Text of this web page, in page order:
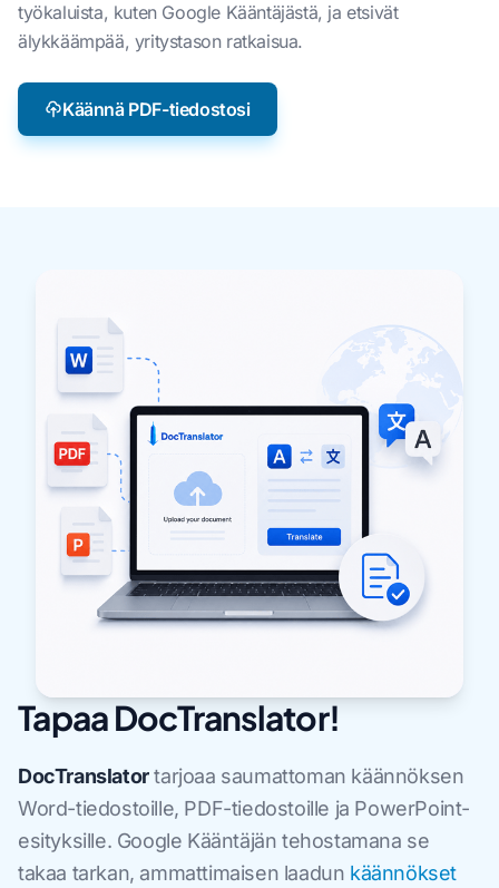
työkaluista, kuten Google Kääntäjästä, ja etsivät
älykkäämpää, yritystason ratkaisua.
Käännä PDF-tiedostosi
Tapaa DocTranslator!
DocTranslatortarjoaa saumattoman käännöksen
Word-tiedostoille, PDF-tiedostoille ja PowerPoint-
esityksille. Google Kääntäjän tehostamana se
takaa tarkan, ammattimaisen laadun käännökset